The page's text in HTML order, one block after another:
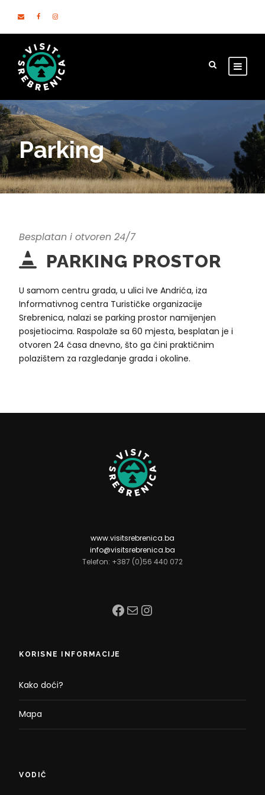
Parking
Besplatan i otvoren 24/7
PARKING PROSTOR
U samom centru grada, u ulici Ive Andrića, iza
Informativnog centra Turističke organizacije
Srebrenica, nalazi se parking prostor namijenjen
posjetiocima. Raspolaže sa 60 mjesta, besplatan je i
otvoren 24 časa dnevno, što ga čini praktičnim
polazištem za razgledanje grada i okoline.
www.visitsrebrenica.ba
info@visitsrebrenica.ba
Telefon: +387 (0)56 440 072
Facebook Mail Instagram
KORISNE INFORMACIJE
Kako doći?
Mapa
VODIČ